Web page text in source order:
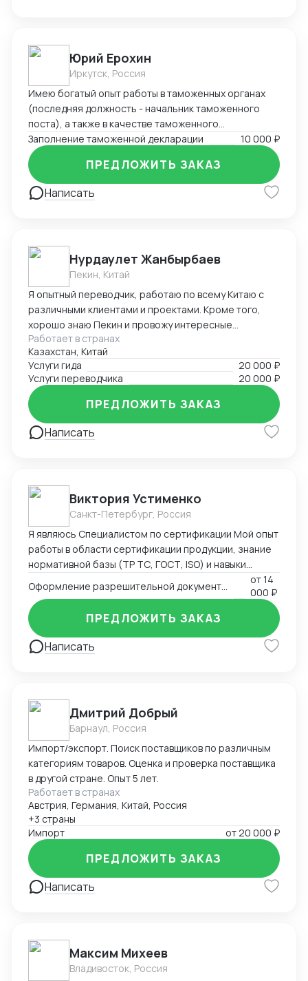
Юрий Ерохин
Иркутск, Россия
Имею богатый опыт работы в таможенных органах
(последняя должность - начальник таможенного
поста), а также в качестве таможенного
представителя. Два высших образования -
таможенное дело и юриспруденция.
Заполнение таможенной декларации 10 000 ₽
Написать
ПРЕДЛОЖИТЬ ЗАКАЗ
Нурдаулет Жанбырбаев
Пекин, Китай
Я опытный переводчик, работаю по всему Китаю с
различными клиентами и проектами. Кроме того,
хорошо знаю Пекин и провожу интересные
экскурсии как гид-энтузиаст. Ответственно подхожу
к работе, помогаю гостям чувствовать себя
уверенно и комфортно в любой ситуации.
Работает в странах
Казахстан, Китай
Услуги гида
20 000 ₽
Услуги переводчика
20 000 ₽
Написать
ПРЕДЛОЖИТЬ ЗАКАЗ
Виктория Устименко
Санкт-Петербург, Россия
Я являюсь Специалистом по сертификации Мой опыт
работы в области сертификации продукции, знание
нормативной базы (ТР ТС, ГОСТ, ISO) и навыки
позволяют мне эффективно решать задачи по
подтверждению соответствия продукции
установленным требованиям. Оформляю
техническую документацию и консультирую по
вопросам
от14
000 ₽
Написать
ПРЕДЛОЖИТЬ ЗАКАЗ
Дмитрий Добрый
Барнаул, Россия
Импорт/экспорт. Поиск поставщиков по различным
категориям товаров. Оценка и проверка поставщика
в другой стране. Опыт 5 лет.
Работает в странах
Австрия, Германия, Китай, Россия
+3 страны
Импорт
от20 000 ₽
Написать
ПРЕДЛОЖИТЬ ЗАКАЗ
Максим Михеев
Владивосток, Россия